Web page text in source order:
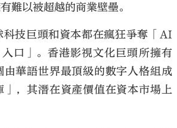
難以被超越的商業壁壘。
技巨頭和資本都在瘋狂爭奪「 AI
入口」。香港影視文化巨頭所擁有
由華語世界最頂級的數字人格組成
」，其潛在資產價值在資本市場上